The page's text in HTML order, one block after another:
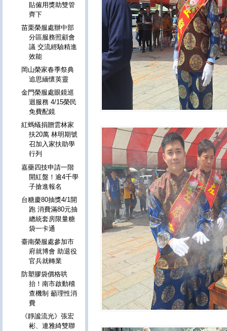
貼僱用獎助雙管
齊下
苗栗榮服處辦中部
分區服務照顧會
議 交流經驗精進
效能
岡山榮家春季祭典
追思緬懷英靈
金門榮服處眼鏡巡
迴服務 4/15榮民
免費配鏡
紅螞蟻捐贈雲林家
扶20萬 林明期號
召加入家扶助學
行列
嘉藥四技申請一階
開紅盤！逾4千學
子搶進報名
台糖慶80抽獎4/1開
跑 消費滿80元抽
總統套房限量糖
袋一卡通
臺南榮服處參加市
府就博會 助退役
官兵就轉業
防塑膠袋價格哄
抬！南市啟動稽
查機制 籲理性消
費
《靜謐流光》張宏
彬、連雅綺雙聯